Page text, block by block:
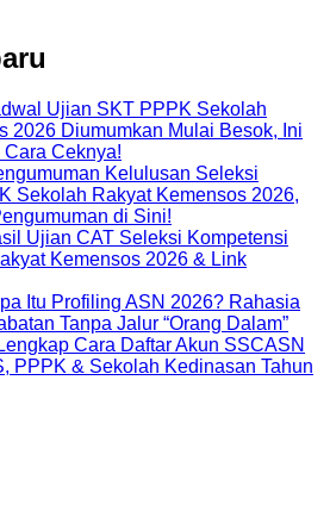
Ujian SKT PPPK Sekolah
2026 Diumumkan Mulai Besok, Ini
Cara Ceknya!
Kelulusan Seleksi
Sekolah Rakyat Kemensos 2026,
di Sini!
Ujian CAT Seleksi Kompetensi
Kemensos 2026 & Link
Itu Profiling ASN 2026? Rahasia
Tanpa Jalur “Orang Dalam”
Cara Daftar Akun SSCASN
PPPK & Sekolah Kedinasan Tahun